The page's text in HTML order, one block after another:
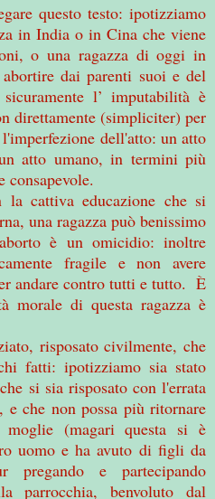
questo testo: ipotizziamo
in India o in Cina che viene
o una ragazza di oggi in
dai parenti suoi e del
l’ imputabilità è
direttamente (simpliciter) per
dell'atto: un atto
atto umano, in termini più
consapevole.
cattiva educazione che si
una ragazza può benissimo
è un omicidio: inoltre
fragile e non avere
andare contro tutti e tutto. È
morale di questa ragazza è
risposato civilmente, che
fatti: ipotizziamo sia stato
si sia risposato con l'errata
che non possa più ritornare
(magari questa si è
uomo e ha avuto di figli da
e partecipando
parrocchia, benvoluto dal